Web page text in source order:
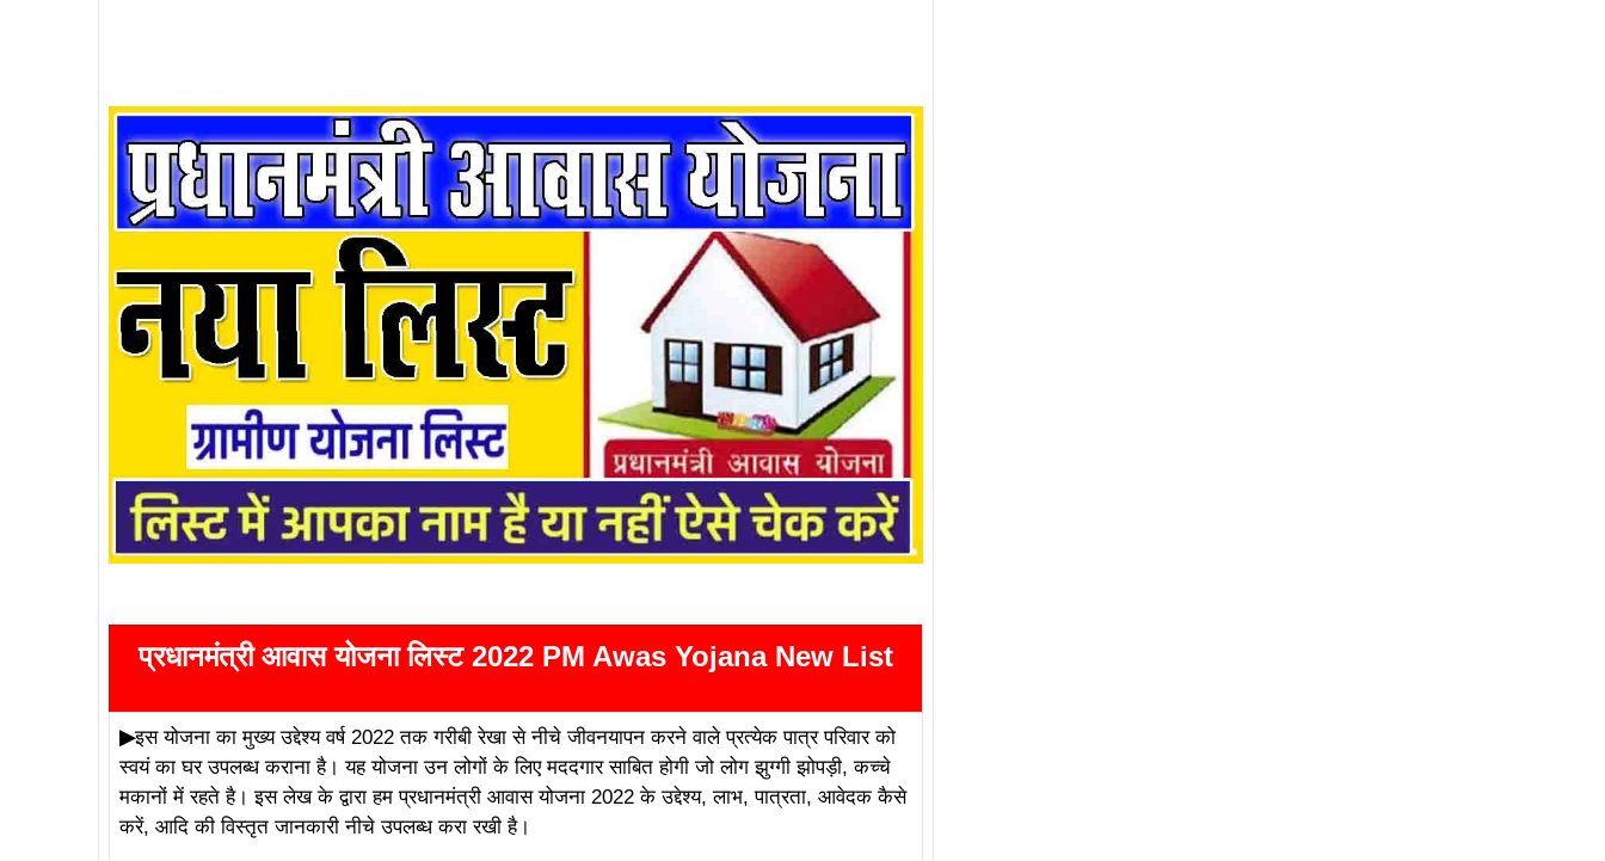
प्रधानमंत्री आवास योजना लिस्ट 2022 PM Awas Yojana New List
▶इस योजना का मुख्य उद्देश्य वर्ष 2022 तक गरीबी रेखा से नीचे जीवनयापन करने वाले प्रत्येक पात्र परिवार को
स्वयं का घर उपलब्ध कराना है। यह योजना उन लोगों के लिए मददगार साबित होगी जो लोग झुग्गी झोपड़ी, कच्चे
मकानों में रहते है। इस लेख के द्वारा हम प्रधानमंत्री आवास योजना 2022 के उद्देश्य, लाभ, पात्रता, आवेदक कैसे
करें, आदि की विस्तृत जानकारी नीचे उपलब्ध करा रखी है।